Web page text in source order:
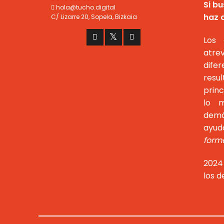
hola@tucho.digital
C/ Lizarre 20, Sopela, Bizkaia
Si
haz
Los
lo
los